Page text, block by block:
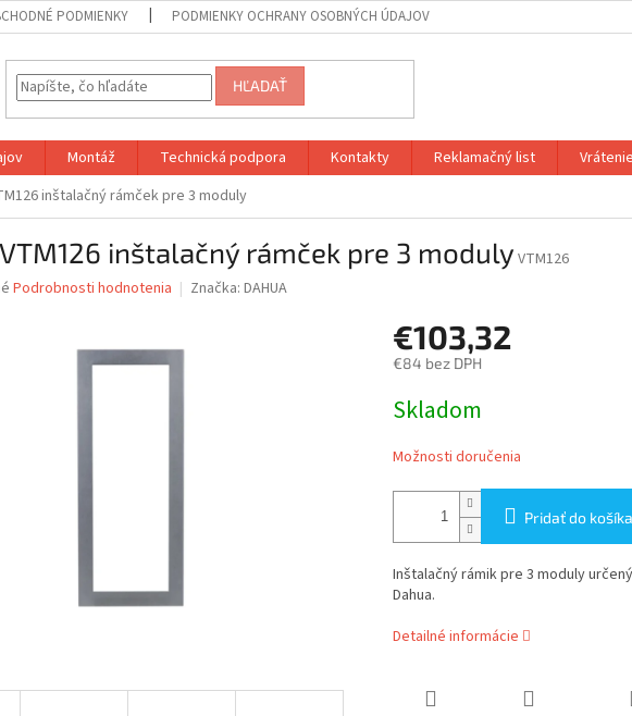
PODMIENKY PODMIENKY OCHRANY OSOBNÝCH ÚDAJOV
HĽADAŤ
Montáž Technická podpora Kontakty Reklamačný list
inštalačný rámček pre 3 moduly
inštalačný rámček pre 3 moduly VTM126
Podrobnosti hodnotenia Značka: DAHUA
€103,32
€84 bez DPH
cena:
Skladom
Možnosti doručenia
Pridať do košíka
Inštalačný rámik pre 3 moduly
Dahua.
Detailné informácie